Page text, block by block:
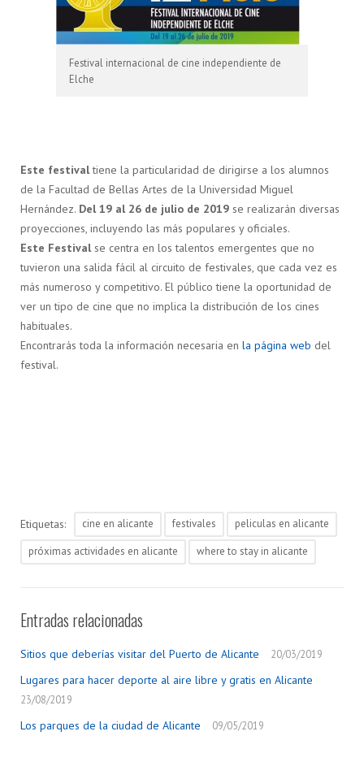
Festival internacional de cine independiente de
Elche
Este festivaltiene la particularidad de dirigirse a los alumnos
de la Facultad de Bellas Artes de la Universidad Miguel
Hernández. Del 19 al 26 de julio de 2019 se realizarán diversas
proyecciones, incluyendo las más populares y oficiales.
Este Festivalse centra en los talentos emergentes que no
tuvieron una salida fácil al circuito de festivales, que cada vez es
más numeroso y competitivo. El público tiene la oportunidad de
ver un tipo de cine que no implica la distribución de los cines
habituales.
Encontrarás toda la información necesaria en la página web del
festival.
Etiquetas: cine en alicante festivales
peliculas en alicante
próximas actividades en alicante
where to stay in alicante
Entradas relacionadas
Sitios que deberías visitar del Puerto de Alicante 20/03/2019
Lugares para hacer deporte al aire libre y gratis en Alicante
23/08/2019
Los parques de la ciudad de Alicante 09/05/2019